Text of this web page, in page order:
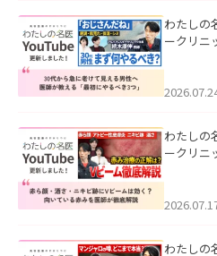
わたしの
ークリニ
た。
わたしの
ークリニ
した。
わたしの